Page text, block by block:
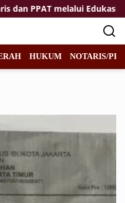
PPAT melalui Edukasi
HUKUM NOTARIS/